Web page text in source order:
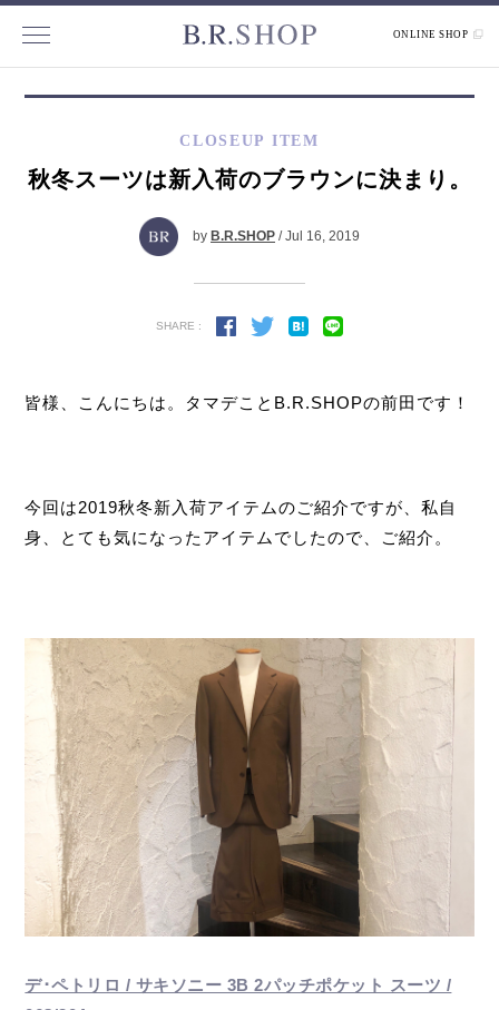
ONLINE SHOP
CLOSEUP ITEM
秋冬スーツは新入荷のブラウンに決まり。
by B.R.SHOP / Jul 16, 2019
SHARE :
皆様、こんにちは。タマデことB.R.SHOPの前田です！
今回は2019秋冬新入荷アイテムのご紹介ですが、私自
身、とても気になったアイテムでしたので、ご紹介。
デ･ペトリロ / サキソニー 3B 2パッチポケット スーツ /